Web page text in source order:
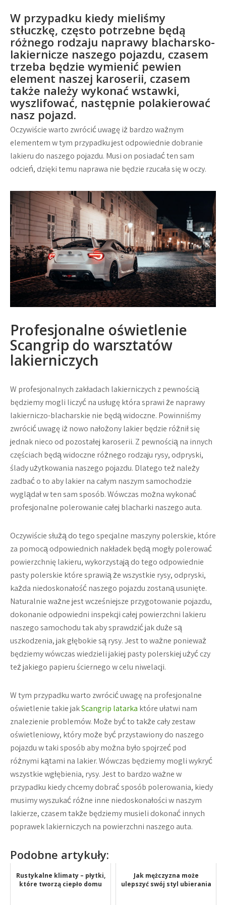
W przypadku kiedy mieliśmy
stłuczkę, często potrzebne będą
różnego rodzaju naprawy blacharsko-
lakiernicze naszego pojazdu, czasem
trzeba będzie wymienić pewien
element naszej karoserii, czasem
także należy wykonać wstawki,
wyszlifować, następnie polakierować
nasz pojazd.
Oczywiście warto zwrócić uwagę iż bardzo ważnym
elementem w tym przypadku jest odpowiednie dobranie
lakieru do naszego pojazdu. Musi on posiadać ten sam
odcień, dzięki temu naprawa nie będzie rzucała się w oczy.
Profesjonalne oświetlenie
Scangrip do warsztatów
lakierniczych
W profesjonalnych zakładach lakierniczych z pewnością
będziemy mogli liczyć na usługę która sprawi że naprawy
lakierniczo-blacharskie nie będą widoczne. Powinniśmy
zwrócić uwagę iż nowo nałożony lakier będzie różnił się
jednak nieco od pozostałej karoserii. Z pewnością na innych
częściach będą widoczne różnego rodzaju rysy, odpryski,
ślady użytkowania naszego pojazdu. Dlatego też należy
zadbać o to aby lakier na całym naszym samochodzie
wyglądał w ten sam sposób. Wówczas można wykonać
profesjonalne polerowanie całej blacharki naszego auta.
Oczywiście służą do tego specjalne maszyny polerskie, które
za pomocą odpowiednich nakładek będą mogły polerować
powierzchnię lakieru, wykorzystają do tego odpowiednie
pasty polerskie które sprawią że wszystkie rysy, odpryski,
każda niedoskonałość naszego pojazdu zostaną usunięte.
Naturalnie ważne jest wcześniejsze przygotowanie pojazdu,
dokonanie odpowiedni inspekcji całej powierzchni lakieru
naszego samochodu tak aby sprawdzić jak duże są
uszkodzenia, jak głębokie są rysy. Jest to ważne ponieważ
będziemy wówczas wiedzieli jakiej pasty polerskiej użyć czy
też jakiego papieru ściernego w celu niwelacji.
W tym przypadku warto zwrócić uwagę na profesjonalne
oświetlenie takie jakScangrip latarka które ułatwi nam
znalezienie problemów. Może być to także cały zestaw
oświetleniowy, który może być przystawiony do naszego
pojazdu w taki sposób aby można było spojrzeć pod
różnymi kątami na lakier. Wówczas będziemy mogli wykryć
wszystkie wgłębienia, rysy. Jest to bardzo ważne w
przypadku kiedy chcemy dobrać sposób polerowania, kiedy
musimy wyszukać różne inne niedoskonałości w naszym
lakierze, czasem także będziemy musieli dokonać innych
poprawek lakierniczych na powierzchni naszego auta.
Podobne artykuły:
Rustykalne klimaty – płytki,
które tworzą ciepło domu
Jak mężczyzna może
ulepszyć swój styl ubierania